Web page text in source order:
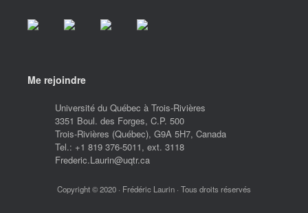
Me rejoindre
Université du Québec à Trois-Rivières
3351 Boul. des Forges, C.P. 500
Trois-Rivières (Québec), G9A 5H7, Canada
Tel.: +1 819 376-5011, ext. 3118
Frederic.Laurin@uqtr.ca
Copyright © 2020 · Frédéric Laurin · Tous droits réservés